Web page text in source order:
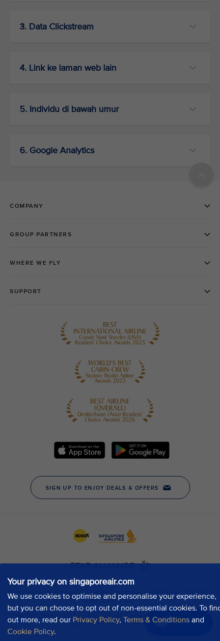
Your privacy on singaporeair.com
We use cookies to optimise and personalise your experience,
but you can choose to opt out of non-essential cookies. To
out more, read our Privacy Policy, Terms & Conditions and
Cookie Policy.
Chat now
3. Data Clickstream
4. Link ke laman web lain
5. Individu di bawah umur
6. Google Analytics